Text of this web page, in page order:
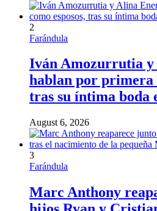
2
Farándula
Iván Amozurrutia y
hablan por primera
tras su íntima boda
August 6, 2026
3
Farándula
Marc Anthony